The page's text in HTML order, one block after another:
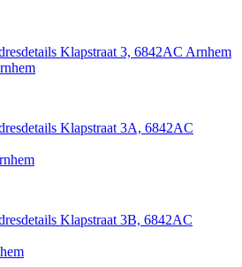
Klapstraat 3, 6842AC Arnhem
Klapstraat 3A, 6842AC
Klapstraat 3B, 6842AC